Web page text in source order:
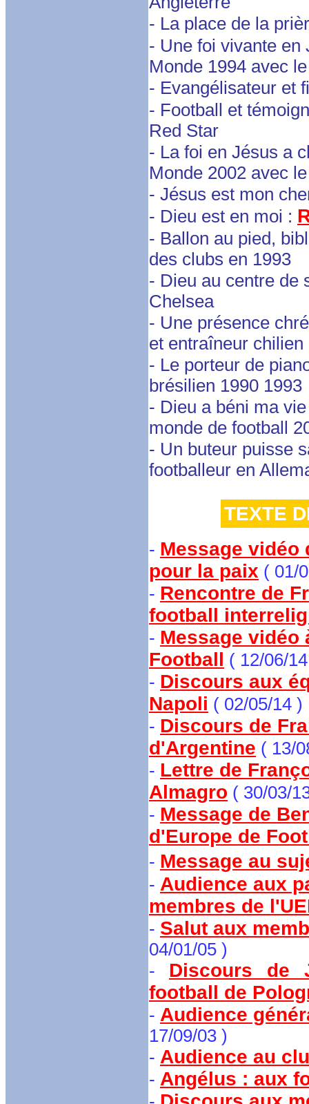
- La place de la
- Une foi vivante
Monde 1994 avec
- Evangélisateur et
- Football et
Red Star
- La foi en Jésus a
Monde 2002 avec
- Jésus est mon
- Dieu est en moi :
- Ballon au pied,
des clubs en 1993
- Dieu au centre de
Chelsea
- Une présence
et entraîneur chilien
- Le porteur de
brésilien 1990 1993
- Dieu a béni ma
monde de football
- Un buteur puisse
footballeur en
TEXTE
- Message vidéo
pour la paix ( 01/
- Rencontre de
football
- Message vidéo
Football ( 12/06/
- Discours aux
Napoli ( 02/05/14 )
- Discours de
d'Argentine ( 13/
- Lettre de
Almagro ( 30/03/
- Message de
d'Europe de
- Message au
- Audience aux
membres de
- Salut aux
04/01/05 )
- Discours de
football de
- Audience
17/09/03 )
- Audience au
- Angélus : aux